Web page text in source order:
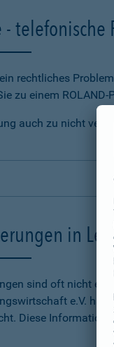
- telefonische
rechtliches
zu einem
auch zu nicht
in
sind oft nicht
e.V. hat
Diese